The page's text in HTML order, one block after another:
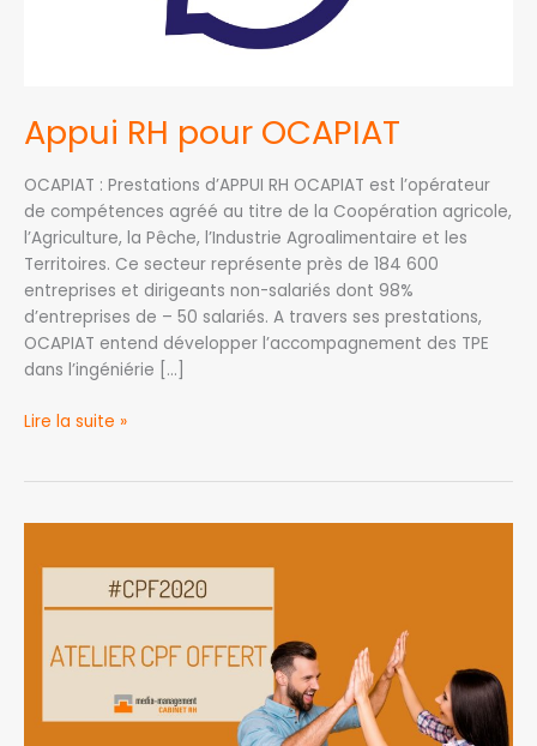
Appui RH pour OCAPIAT
OCAPIAT : Prestations d’APPUI RH OCAPIAT est l’opérateur
de compétences agréé au titre de la Coopération agricole,
l’Agriculture, la Pêche, l’Industrie Agroalimentaire et les
Territoires. Ce secteur représente près de 184 600
entreprises et dirigeants non-salariés dont 98%
d’entreprises de – 50 salariés. A travers ses prestations,
OCAPIAT entend développer l’accompagnement des TPE
dans l’ingéniérie […]
Lire la suite »
CPF
dans
votre
entreprise